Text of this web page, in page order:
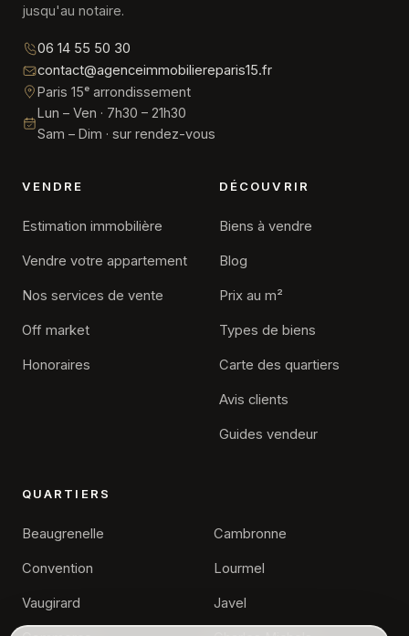
jusqu'au notaire.
06 14 55 50 30
contact@agenceimmobiliereparis15.fr
Paris 15ᵉ arrondissement
Lun – Ven · 7h30 – 21h30
Sam – Dim · sur rendez-vous
VENDRE
Estimation immobilière
Vendre votre appartement
Nos services de vente
Off market
Honoraires
DÉCOUVRIR
Biens à vendre
Blog
Prix au m²
Types de biens
Carte des quartiers
Avis clients
Guides vendeur
QUARTIERS
Beaugrenelle
Convention
Vaugirard
Cambronne
Lourmel
Javel